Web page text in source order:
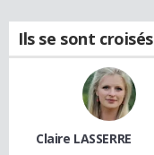
Ils se sont croisés
Claire LASSERRE